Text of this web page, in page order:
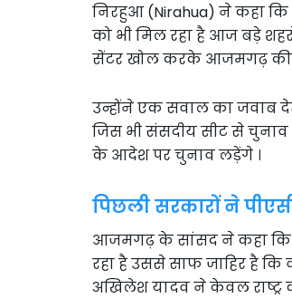
निरहुआ (Nirahua) ने कहा कि
को भी मिल रहा है आज बड़े
सेंटर खोल करके आजमगढ़ की
उन्होंने एक सवाल का जवाब
जिस भी संसदीय सीट से चुनाव
के आदेश पर चुनाव लड़ेंगे ।
पिछली सरकारों ने
आजमगढ़ के सांसद ने कहा कि
रहा है उससे साफ जाहिर है कि
अखिलेश यादव ने केवल राष्ट्र